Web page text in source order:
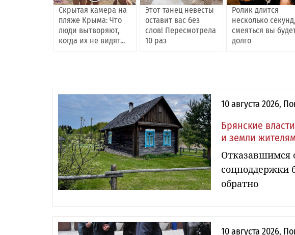
Скрытая камера на
пляже Крыма: Что
люди вытворяют,
когда их не видят...
Этот танец невесты
оставит вас без
слов! Пересмотрела
10 раз
Ролик длится
несколько
смеяться вы
долго
10 августа 2026,
Брянские
и земли
Отказавшимся
соцподдержки
обратно
10 августа 2026,